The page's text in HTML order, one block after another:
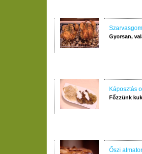
Gyorsan,
Káposztás
Főzzünk
Őszi